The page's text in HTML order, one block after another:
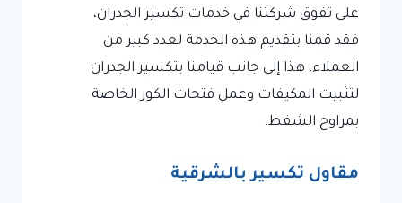
على تفوق شركتنا في خدمات تكسير الجدران،
فقد قمنا بتقديم هذه الخدمة لعدد كبير من
العملاء، هذا إلى جانب قيامنا بتكسير الجدران
لتثبيت المكيفات وعمل فتحات الكور الخاصة
بمراوح الشفط.
مقاول تكسير بالشرقية